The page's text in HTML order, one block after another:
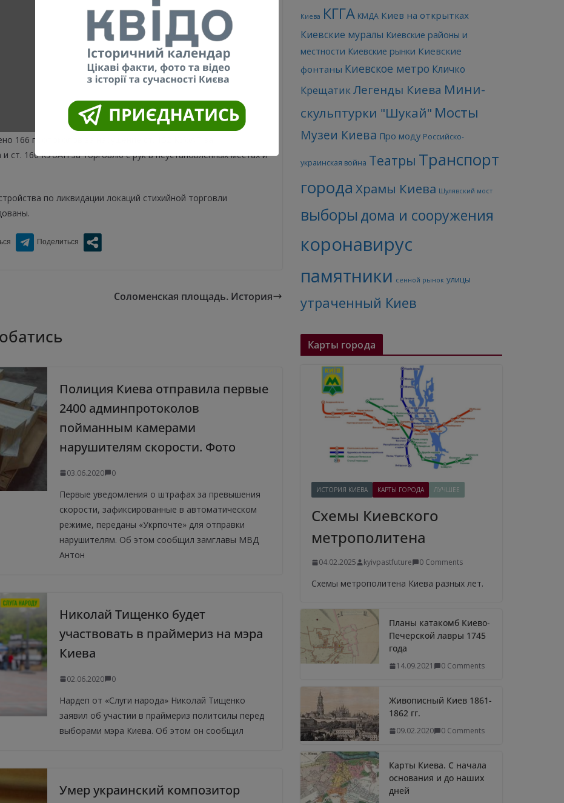
166 протоколов за нарушение ст. 152 КУоАП за
ст. 160 КУоАП за торговлю с рук в неустановленных местах и
по ликвидации локаций стихийной торговли
Соломенская площадь. История
Полиция Киева отправила первые
2400 админпротоколов
пойманным камерами
нарушителям скорости. Фото
03.06.2020 0
Первые уведомления о штрафах за превышения
скорости, зафиксированные в автоматическом
режиме, переданы «Укрпочте» для отправки
нарушителям. Об этом сообщил замглавы МВД
Антон
Николай Тищенко будет
участвовать в праймериз на мэра
Киева
02.06.2020 0
Нардеп от «Слуги народа» Николай Тищенко
заявил об участии в праймериз политсилы перед
выборами мэра Киева. Об этом он сообщил
Умер украинский композитор
Киева КГГА КМДА Киев на открытках
Киевские муралы Киевские районы и
местности Киевские рынки Киевские
фонтаны Киевское метро Кличко
КрещатикЛегенды Киева Мини-
скульптурки "Шукай" Мосты
Музеи Киева Про моду Российско-
украинская война Театры Транспорт
города Храмы Киева Шулявский мост
выборы дома и сооружения
коронавирус
памятники сенной рынок улицы
утраченный Киев
Карты города
ИСТОРИЯ КИЕВА КАРТЫ ГОРОДА ЛУЧШЕЕ
Схемы Киевского
метрополитена
04.02.2025 kyivpastfuture 0 Comments
Схемы метрополитена Киева разных лет.
Планы катакомб Киево-
Печерской лавры 1745
года
14.09.2021 0 Comments
Живописный Киев 1861-
1862 гг.
09.02.2020 0 Comments
Карты Киева. С начала
основания и до наших
дней